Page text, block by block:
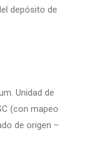
depósito de
Unidad de
(con mapeo
de origen –